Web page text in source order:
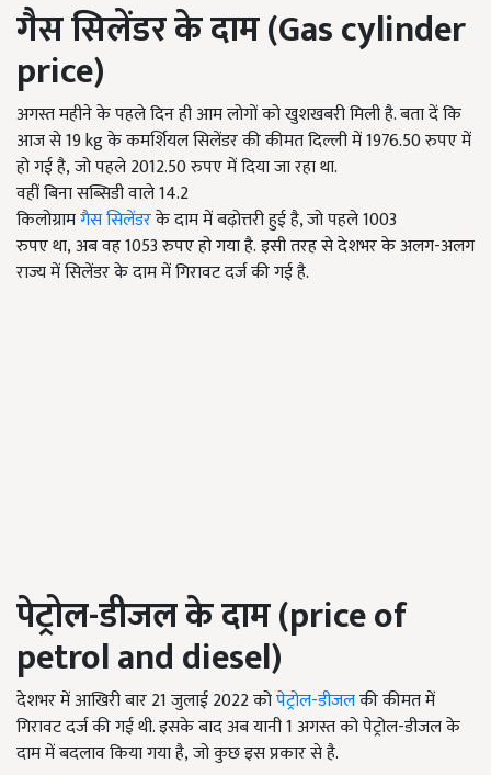
गैस सिलेंडर के दाम(Gas cylinder
price)
अगस्त महीने के पहले दिन ही आम लोगों को खुशखबरी मिली है. बता दें कि
आज से 19 kg के कमर्शियल सिलेंडर की कीमत दिल्ली में 1976.50 रुपए में
हो गई है, जो पहले 2012.50 रुपए में दिया जा रहा था.
वहीं बिना सब्सिडी वाले 14.2
किलोग्रामगैस सिलेंडरके दाम में बढ़ोत्तरी हुई है, जो पहले 1003
रुपए था, अब वह 1053 रुपए हो गया है. इसी तरह से देशभर के अलग-अलग
राज्य में सिलेंडर के दाम में गिरावट दर्ज की गई है.
पेट्रोल-डीजल के दाम(price of
petrol and diesel)
देशभर में आखिरी बार 21 जुलाई 2022 कोपेट्रोल-डीजलकी कीमत में
गिरावट दर्ज की गई थी. इसके बाद अब यानी 1 अगस्त को पेट्रोल-डीजल के
दाम में बदलाव किया गया है, जो कुछ इस प्रकार से है.